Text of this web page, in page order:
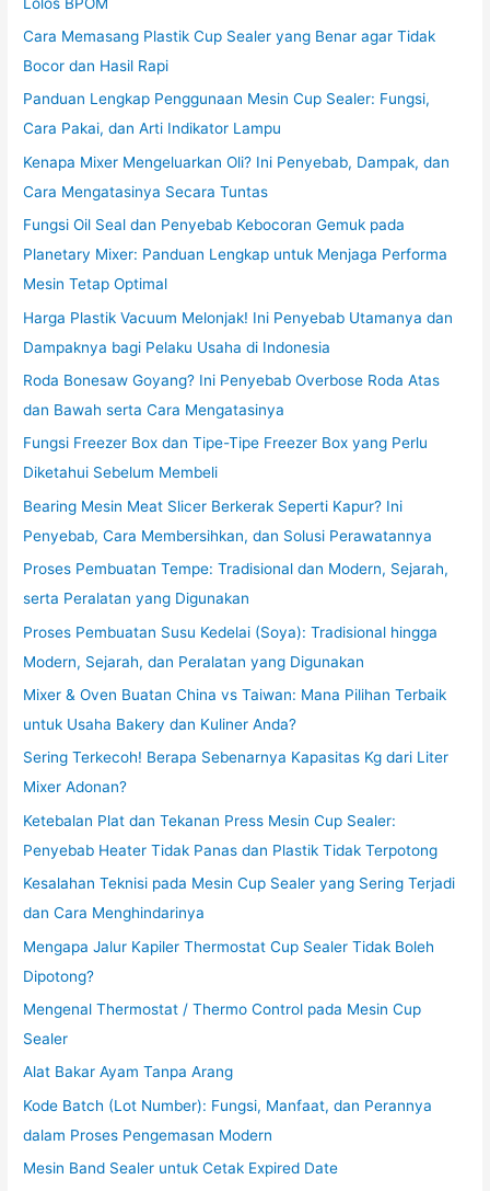
Cara Memasang Plastik Cup Sealer yang Benar agar Tidak
Bocor dan Hasil Rapi
Panduan Lengkap Penggunaan Mesin Cup Sealer: Fungsi,
Cara Pakai, dan Arti Indikator Lampu
Kenapa Mixer Mengeluarkan Oli? Ini Penyebab, Dampak, dan
Cara Mengatasinya Secara Tuntas
Fungsi Oil Seal dan Penyebab Kebocoran Gemuk pada
Planetary Mixer: Panduan Lengkap untuk Menjaga Performa
Mesin Tetap Optimal
Harga Plastik Vacuum Melonjak! Ini Penyebab Utamanya dan
Dampaknya bagi Pelaku Usaha di Indonesia
Roda Bonesaw Goyang? Ini Penyebab Overbose Roda Atas
dan Bawah serta Cara Mengatasinya
Fungsi Freezer Box dan Tipe-Tipe Freezer Box yang Perlu
Diketahui Sebelum Membeli
Bearing Mesin Meat Slicer Berkerak Seperti Kapur? Ini
Penyebab, Cara Membersihkan, dan Solusi Perawatannya
Proses Pembuatan Tempe: Tradisional dan Modern, Sejarah,
serta Peralatan yang Digunakan
Proses Pembuatan Susu Kedelai (Soya): Tradisional hingga
Modern, Sejarah, dan Peralatan yang Digunakan
Mixer & Oven Buatan China vs Taiwan: Mana Pilihan Terbaik
untuk Usaha Bakery dan Kuliner Anda?
Sering Terkecoh! Berapa Sebenarnya Kapasitas Kg dari Liter
Mixer Adonan?
Ketebalan Plat dan Tekanan Press Mesin Cup Sealer:
Penyebab Heater Tidak Panas dan Plastik Tidak Terpotong
Kesalahan Teknisi pada Mesin Cup Sealer yang Sering Terjadi
dan Cara Menghindarinya
Mengapa Jalur Kapiler Thermostat Cup Sealer Tidak Boleh
Dipotong?
Mengenal Thermostat / Thermo Control pada Mesin Cup
Sealer
Alat Bakar Ayam Tanpa Arang
Kode Batch (Lot Number): Fungsi, Manfaat, dan Perannya
dalam Proses Pengemasan Modern
Mesin Band Sealer untuk Cetak Expired Date